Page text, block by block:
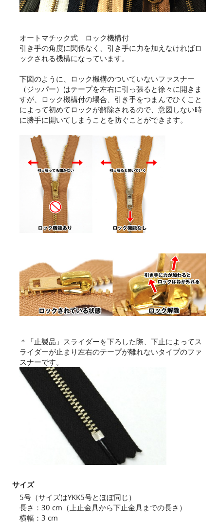
オートマチック式 ロック機構付
引き手の角度に関係なく、引き手に力を加えなければロ
ックされる機構になっています。
下図のように、ロック機構のついていないファスナー
（ジッパー）はテープを左右に引っ張ると徐々に開きま
すが、ロック機構付の場合、引き手をつまんでひくこと
によって初めてロックが解除されるので、意図しない時
に勝手に開いてしまうことを防ぐことができます。
＊「止製品」スライダーを下ろした際、下止によってス
ライダーが止まり左右のテープが離れないタイプのファ
スナーです。
サイズ
5号（サイズはYKK5号とほぼ同じ）
長さ：30 cm（上止金具から下止金具までの長さ）
横幅：3 cm